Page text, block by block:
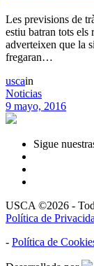
Les previsions de
estiu batran tots
adverteixen que la
fregaran…
uscain
Noticias
9 mayo, 2016
Sigue
USCA ©2026 -
Política de
- Política de